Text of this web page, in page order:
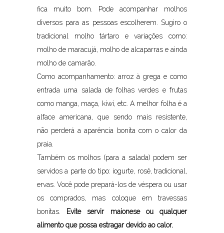
fica muito bom. Pode acompanhar molhos
diversos para as pessoas escolherem. Sugiro o
tradicional molho tártaro e variações como:
molho de maracujá, molho de alcaparras e ainda
molho de camarão.
Como acompanhamento: arroz à grega e como
entrada uma salada de folhas verdes e frutas
como manga, maça, kiwi, etc. A melhor folha é a
alface americana, que sendo mais resistente,
não perderá a aparência bonita com o calor da
praia.
Também os molhos (para a salada) podem ser
servidos a parte do tipo: iogurte, rosê, tradicional,
ervas. Você pode prepará-los de véspera ou usar
os comprados, mas coloque em travessas
bonitas.
Evite servir maionese ou qualquer
alimento que possa estragar devido ao calor.